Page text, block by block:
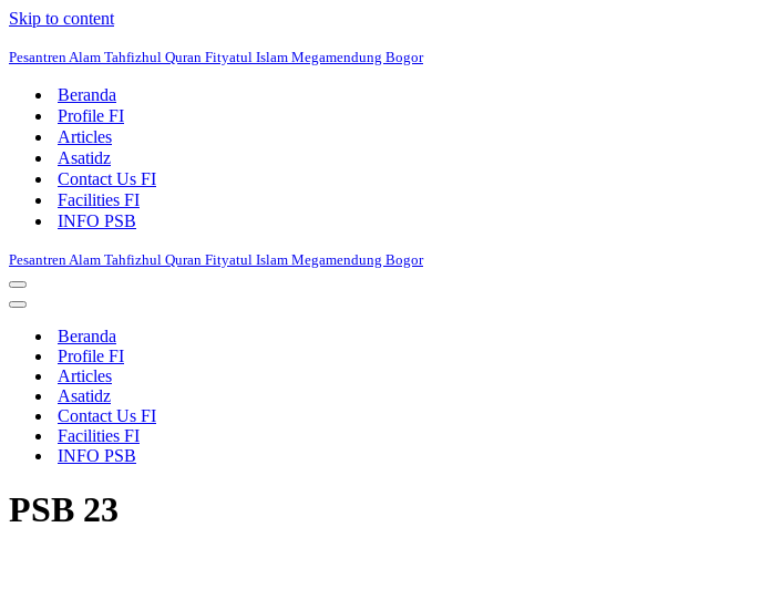
Skip to content
Pesantren Alam Tahfizhul Quran Fityatul Islam Megamendung Bogor
Beranda
Profile FI
Articles
Asatidz
Contact Us FI
Facilities FI
INFO PSB
Pesantren Alam Tahfizhul Quran Fityatul Islam Megamendung Bogor
Navigation
Menu
Navigation
Beranda
Profile FI
Articles
Asatidz
Contact Us FI
Facilities FI
INFO PSB
PSB 23